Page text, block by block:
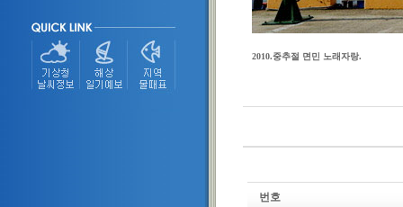
2010.중추절 면민 노래자랑.
번호